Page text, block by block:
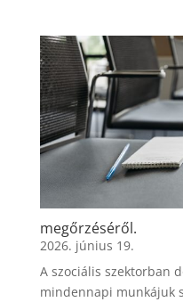
megőrzéséről.
2026. június 19.
A szociális szektorban
mindennapi munkájuk